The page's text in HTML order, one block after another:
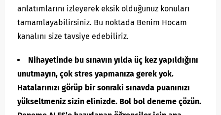
anlatımlarını izleyerek eksik olduğunuz konuları
tamamlayabilirsiniz. Bu noktada Benim Hocam
kanalını size tavsiye edebiliriz.
Nihayetinde bu sınavın yılda üç kez yapıldığını
unutmayın, çok stres yapmanıza gerek yok.
Hatalarınızı görüp bir sonraki sınavda puanınızı
yükseltmeniz sizin elinizde. Bol bol deneme çözün.